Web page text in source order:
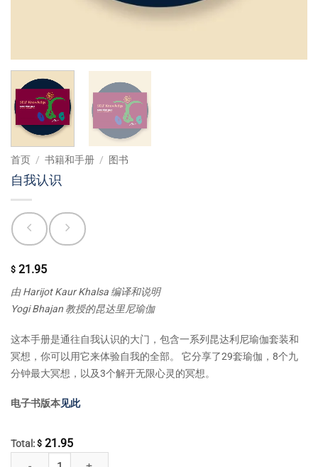
首页 / 书籍和手册 / 图书
自我认识
$ 21.95
由 Harijot Kaur Khalsa 编译和说明
Yogi Bhajan 教授的昆达里尼瑜伽
这本手册是通往自我认识的大门，包含一系列昆达利尼瑜伽套装和
冥想，你可以用它来体验自我的全部。 它分享了29套瑜伽，8个九
分钟最大冥想，以及3个解开无限心灵的冥想。
电子书版本见此
Total: $ 21.95
自我认识 数量